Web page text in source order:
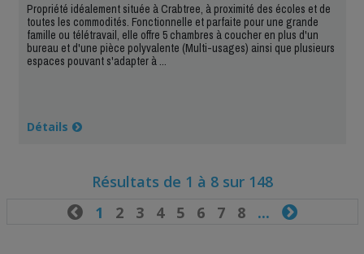
Propriété idéalement située à Crabtree, à proximité des écoles et de
toutes les commodités. Fonctionnelle et parfaite pour une grande
famille ou télétravail, elle offre 5 chambres à coucher en plus d'un
bureau et d'une pièce polyvalente (Multi-usages) ainsi que plusieurs
espaces pouvant s'adapter à ...
Détails
Résultats de 1 à 8 sur 148
1 2 3 4 5 6 7 8... 